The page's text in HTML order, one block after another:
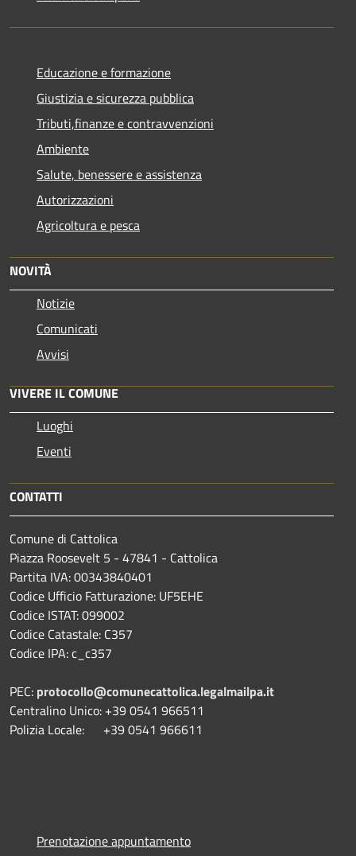
Educazione e formazione
Giustizia e sicurezza pubblica
Tributi,finanze e contravvenzioni
Ambiente
Salute, benessere e assistenza
Autorizzazioni
Agricoltura e pesca
NOVITÀ
Notizie
Comunicati
Avvisi
VIVERE IL COMUNE
Luoghi
Eventi
CONTATTI
Comune di Cattolica
Piazza Roosevelt 5 - 47841 - Cattolica
Partita IVA: 00343840401
Codice Ufficio Fatturazione: UF5EHE
Codice ISTAT: 099002
Codice Catastale: C357
Codice IPA: c_c357
PEC: protocollo@comunecattolica.legalmailpa.it
Centralino Unico: +39 0541 966511
Polizia Locale: +39 0541 966611
Prenotazione appuntamento